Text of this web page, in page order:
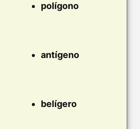
polígono
antígeno
belígero